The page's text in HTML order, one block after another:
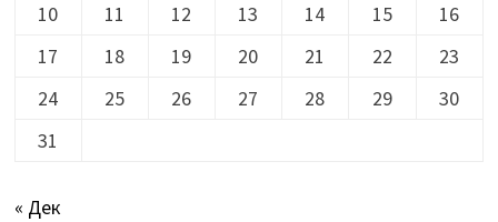
10
11 12 13 14 15
16
17
18 19 20 21 22
23
24
25 26 27 28 29
30
31
« Дек